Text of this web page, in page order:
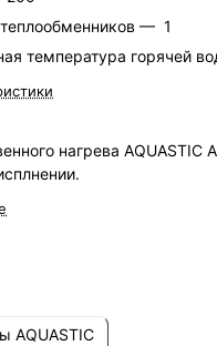
— 1
температура горячей
нагрева AQUASTIC
AQUASTIC